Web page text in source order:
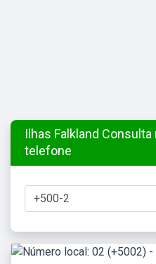
Ilhas Falkland
telefone